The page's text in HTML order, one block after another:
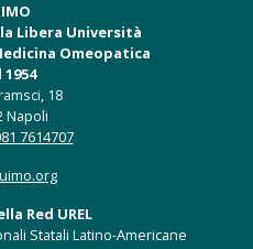
Libera Università
Omeopatica
1954
18
Napoli
7614707
Red UREL
Statali Latino-Americane